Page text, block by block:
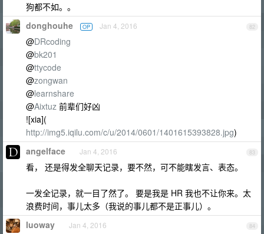
狗都不如。。
82
donghouhe OP Jan 4, 2016
@DRcoding
@bk201
@ttycode
@zongwan
@learnshare
@Aixtuz 前辈们好凶
![xia](
http://img5.iqilu.com/c/u/2014/0601/1401615393828.jpg)
83
angelface Jan 4, 2016
看， 还是得发全聊天记录，要不然，可不能瞎发言、表态。
一发全记录，就一目了然了。 要是我是 HR 我也不让你来。太
浪费时间，事儿太多（我说的事儿都不是正事儿）。
84
luoway Jan 4, 2016